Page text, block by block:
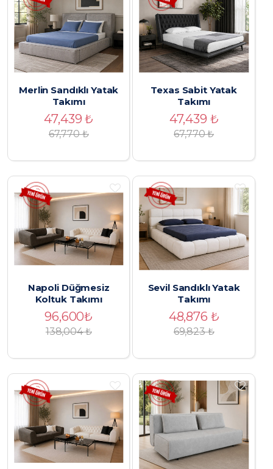
Merlin Sandıklı Yatak
Takımı
47,439₺
67,770₺
Texas Sabit Yatak
Takımı
47,439 ₺
67,770₺
Napoli Düğmesiz
Koltuk Takımı
96,600₺
138,004 ₺
Sevil Sandıklı Yatak
Takımı
48,876 ₺
69,823₺